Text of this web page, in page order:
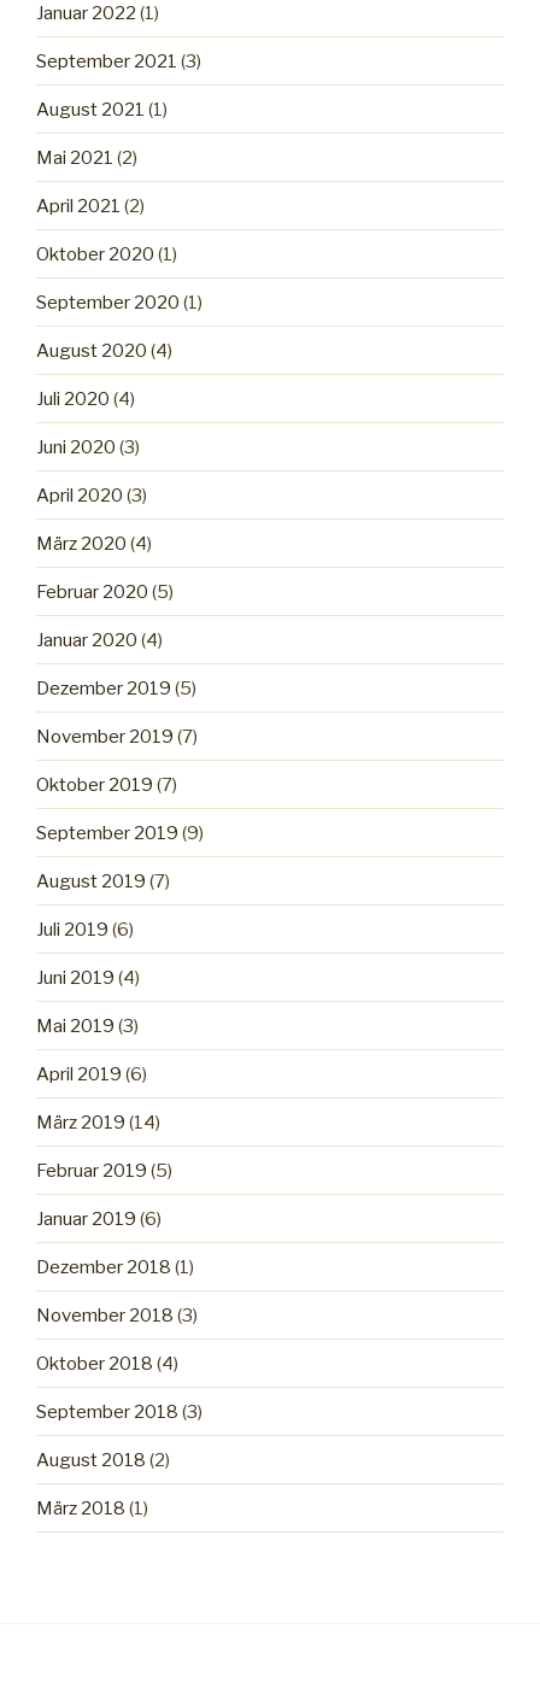
Januar 2022 (1)
September 2021 (3)
August 2021 (1)
Mai 2021 (2)
April 2021 (2)
Oktober 2020 (1)
September 2020 (1)
August 2020 (4)
Juli 2020 (4)
Juni 2020 (3)
April 2020 (3)
März 2020 (4)
Februar 2020 (5)
Januar 2020 (4)
Dezember 2019 (5)
November 2019 (7)
Oktober 2019 (7)
September 2019 (9)
August 2019 (7)
Juli 2019 (6)
Juni 2019 (4)
Mai 2019 (3)
April 2019 (6)
März 2019 (14)
Februar 2019 (5)
Januar 2019 (6)
Dezember 2018 (1)
November 2018 (3)
Oktober 2018 (4)
September 2018 (3)
August 2018 (2)
März 2018 (1)